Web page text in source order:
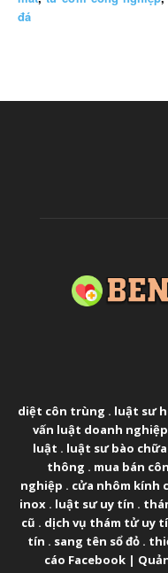
đá
diệt côn trùng . luật sư
vấn luật doanh nghiệp
luật . luật sư bào chữa
thông . mua bán
nghiệp . cửa nhôm kính
inox . luật sư uy tín .
cũ . dịch vụ thám tử uy
tín . sang tên sổ đỏ .
cáo Facebook|